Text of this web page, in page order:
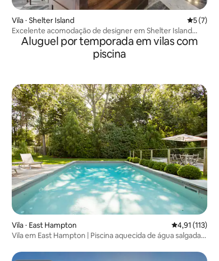
Vila ⋅ Shelter Island 5 de
5 (7)
Excelente acomodação de designer em Shelter Island
com 4 quartos e piscina
Aluguel por temporada em vilas com
piscina
Vila ⋅ East Hampton 4,91 de uma
4,91 (113)
Vila em East Hampton | Piscina aquecida de água salgada e